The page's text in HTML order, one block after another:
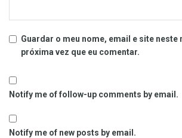
Guardar o meu nome, email e site neste
próxima vez que eu comentar.
Notify me of follow-up comments by email.
Notify me of new posts by email.